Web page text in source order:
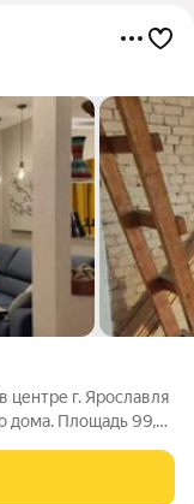
центре г. Ярославля
дома. Площадь 99,5
на свой вкус, не